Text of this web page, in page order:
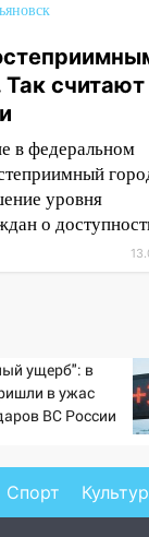
считают
в федеральном
уровня
о
ущерб": в
в ужас
ВС России
Спорт